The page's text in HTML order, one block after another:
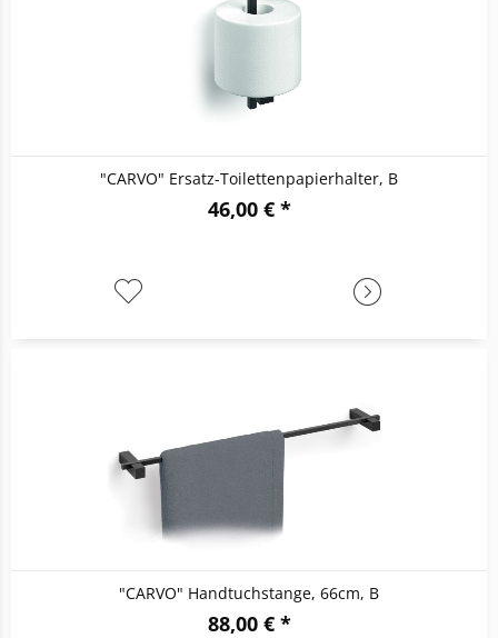
"CARVO" Ersatz-Toilettenpapierhalter, B
46,00 € *
"CARVO" Handtuchstange, 66cm, B
88,00 € *